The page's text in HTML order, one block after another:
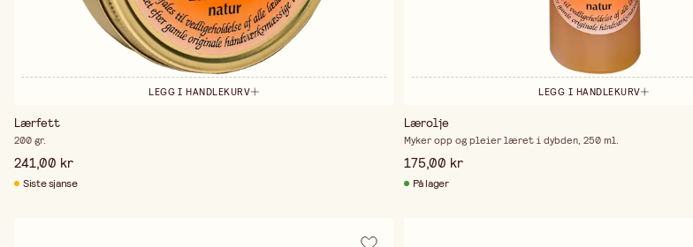
LEGG I HANDLEKURV
Lærfett
200 gr.
241,00 kr
Siste sjanse
LEGG I HANDLEKURV
Lærolje
Myker opp og pleier læret i dybden, 250 ml.
175,00 kr
På lager